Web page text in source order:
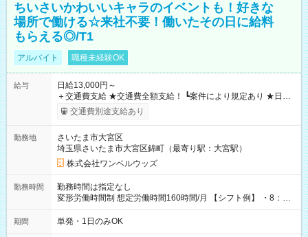
ちいさいかわいいキャラのイベントも！好きな
場所で働ける☆来社不要！働いたその日に給料
もらえる◎/T1
アルバイト 職種未経験OK
給与
日給13,000円～
＋交通費支給 ★交通費全額支給！ ┗案件により規定あり ★日払
いOK！（規定あり） ┗働いたその日に現金GET♪ お仕事後はコ
ンビニATMから 日払い分を引き落とせます！ 【試用期間】試
交通費別途支給あり
勤務地
さいたま市大宮区
埼玉県さいたま市大宮区錦町（最寄り駅：大宮駅）
株式会社ワンベルウッズ
勤務時間
勤務時間は指定なし
変形労働時間制 想定労働時間160時間/月 【シフト例】 ・8：00
～21：00
期間 単発・1日のみOK